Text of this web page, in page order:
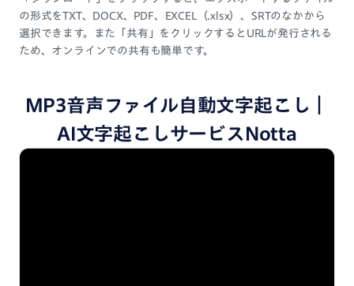
の形式をTXT、DOCX、PDF、EXCEL（.xlsx）、SRTのなかから
選択できます。また「共有」をクリックするとURLが発行される
ため、オンラインでの共有も簡単です。
MP3音声ファイル自動文字起こし｜
AI文字起こしサービスNotta